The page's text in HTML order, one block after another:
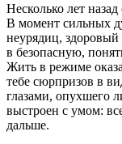
Несколько лет
В момент сильных
неурядиц,
в безопасную,
Жить в режиме
тебе сюрпризов в
глазами, опухшего
выстроен с умом:
дальше.